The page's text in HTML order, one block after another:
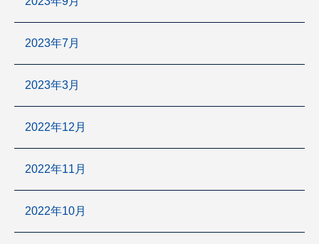
2023年7月
2023年3月
2022年12月
2022年11月
2022年10月